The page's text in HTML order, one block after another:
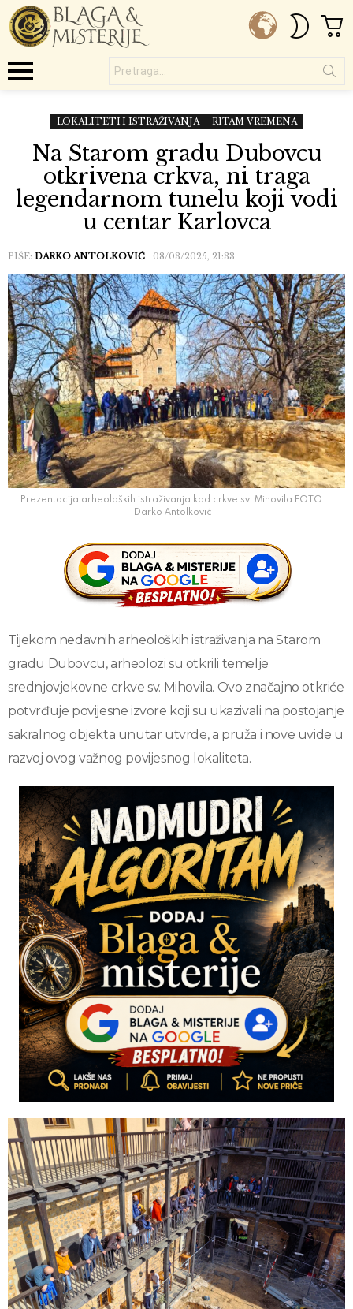
SKIN
LOKALITETI I ISTRAŽIVANJA RITAM VREMENA
Na Starom gradu Dubovcu
otkrivena crkva, ni traga
legendarnom tunelu koji vodi
u centar Karlovca
PIŠE: DARKO ANTOLKOVIĆ 08/03/2025, 21:33
Prezentacija arheoloških istraživanja kod crkve sv. Mihovila FOTO:
Darko Antolković
Tijekom nedavnih arheoloških istraživanja na Starom
gradu Dubovcu, arheolozi su otkrili temelje
srednjovjekovne crkve sv. Mihovila. Ovo značajno otkriće
potvrđuje povijesne izvore koji su ukazivali na postojanje
sakralnog objekta unutar utvrde, a pruža i nove uvide u
razvoj ovog važnog povijesnog lokaliteta.